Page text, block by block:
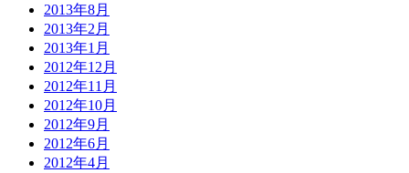
2013年8月
2013年2月
2013年1月
2012年12月
2012年11月
2012年10月
2012年9月
2012年6月
2012年4月